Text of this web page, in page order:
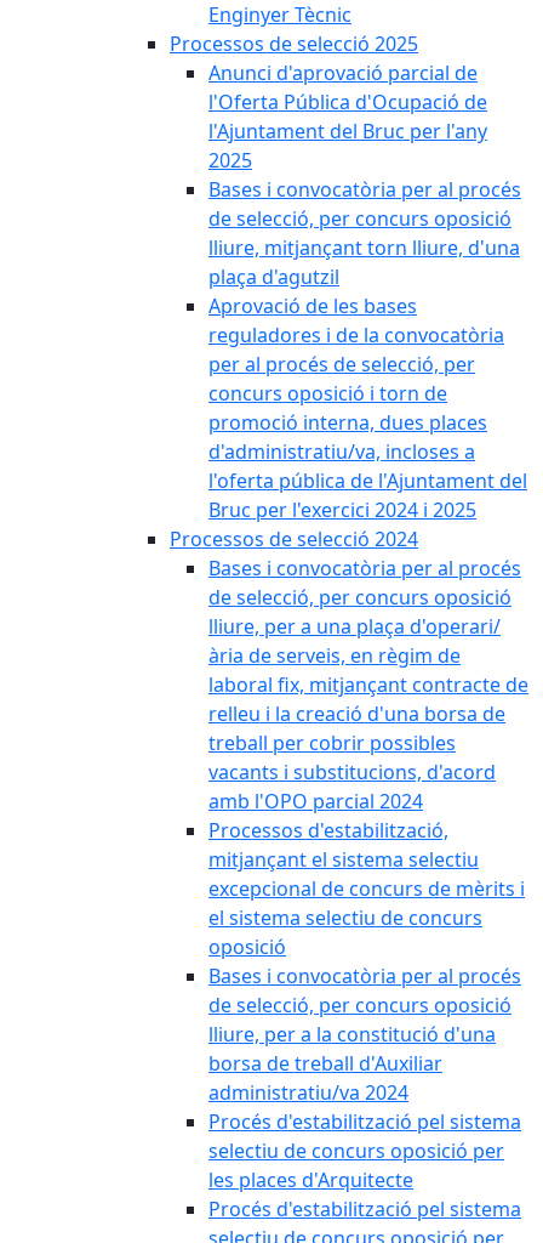
Enginyer Tècnic
Processos de selecció 2025
Anunci d'aprovació parcial de
l'Oferta Pública d'Ocupació de
l'Ajuntament del Bruc per l'any
2025
Bases i convocatòria per al procés
de selecció, per concurs oposició
lliure, mitjançant torn lliure, d'una
plaça d'agutzil
Aprovació de les bases
reguladores i de la convocatòria
per al procés de selecció, per
concurs oposició i torn de
promoció interna, dues places
d'administratiu/va, incloses a
l'oferta pública de l'Ajuntament del
Bruc per l'exercici 2024 i 2025
Processos de selecció 2024
Bases i convocatòria per al procés
de selecció, per concurs oposició
lliure, per a una plaça d'operari/
ària de serveis, en règim de
laboral fix, mitjançant contracte de
relleu i la creació d'una borsa de
treball per cobrir possibles
vacants i substitucions, d'acord
amb l'OPO parcial 2024
Processos d'estabilització,
mitjançant el sistema selectiu
excepcional de concurs de mèrits i
el sistema selectiu de concurs
oposició
Bases i convocatòria per al procés
de selecció, per concurs oposició
lliure, per a la constitució d'una
borsa de treball d'Auxiliar
administratiu/va 2024
Procés d'estabilització pel sistema
selectiu de concurs oposició per
les places d'Arquitecte
Procés d'estabilització pel sistema